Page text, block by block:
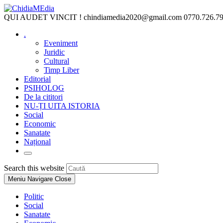
Skip
to
QUI AUDET VINCIT ! chindiamedia2020@gmail.com
.
Eveniment
Juridic
Cultural
Timp Liber
Editorial
PSIHOLOG
De la cititori
NU-ȚI UITA ISTORIA
Social
Economic
Sanatate
Național
Toggle
website
search
Search this website
Escape
Meniu Navigare Close
Politic
Social
Sanatate